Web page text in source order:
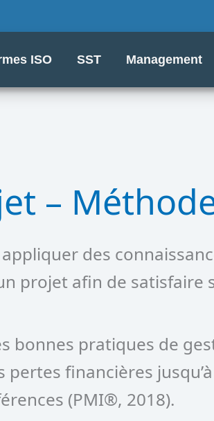
ISO SST Management
–
des
projet afin de satisfaire
bonnes pratiques de
financières
(PMI®, 2018).